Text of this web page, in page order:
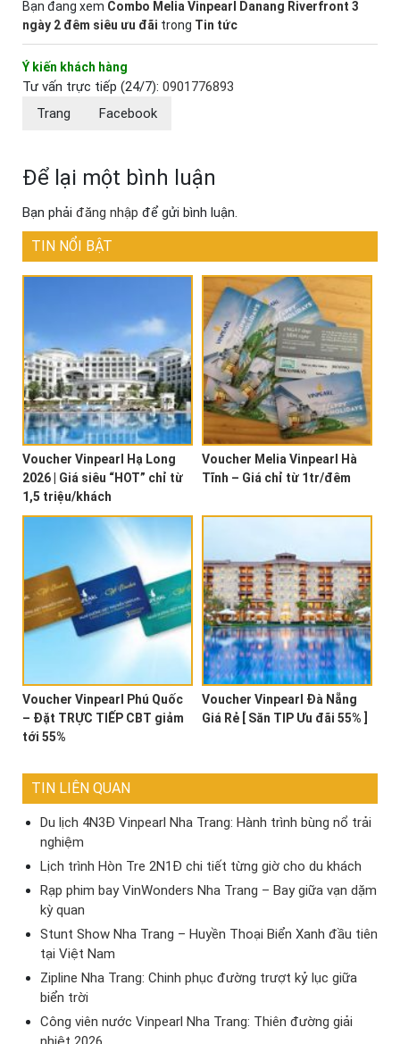
Bạn đang xem Combo Melia Vinpearl Danang Riverfront 3
ngày 2 đêm siêu ưu đãi trong Tin tức
Ý kiến khách hàng
Tư vấn trực tiếp (24/7): 0901776893
Trang
Facebook
Để lại một bình luận
Bạn phải đăng nhập để gửi bình luận.
TIN NỔI BẬT
Voucher Vinpearl Hạ Long
2026 | Giá siêu “HOT” chỉ từ
1,5 triệu/khách
Voucher Melia Vinpearl Hà
Tĩnh – Giá chỉ từ 1tr/đêm
Voucher Vinpearl Phú Quốc
– Đặt TRỰC TIẾP CBT giảm
tới 55%
Voucher Vinpearl Đà Nẵng
Giá Rẻ [ Săn TIP Ưu đãi 55% ]
TIN LIÊN QUAN
Du lịch 4N3Đ Vinpearl Nha Trang: Hành trình bùng nổ trải
nghiệm
Lịch trình Hòn Tre 2N1Đ chi tiết từng giờ cho du khách
Rạp phim bay VinWonders Nha Trang – Bay giữa vạn dặm
kỳ quan
Stunt Show Nha Trang – Huyền Thoại Biển Xanh đầu tiên
tại Việt Nam
Zipline Nha Trang: Chinh phục đường trượt kỷ lục giữa
biển trời
Công viên nước Vinpearl Nha Trang: Thiên đường giải